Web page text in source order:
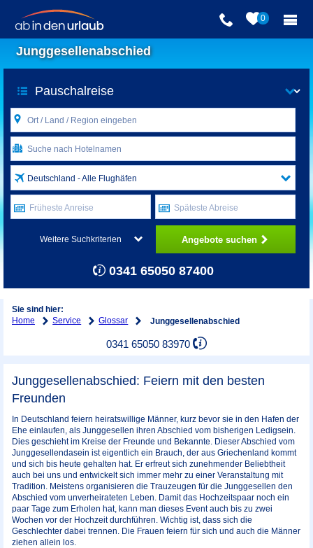
0
Junggesellenabschied
Deutschland - Alle Flughäfen
Früheste Anreise Späteste Abreise
Weitere Suchkriterien Angebote suchen
0341 65050 87400
Sie sind hier:
Home
Service Glossar Junggesellenabschied
0341 65050 83970
Junggesellenabschied: Feiern mit den besten
Freunden
In Deutschland feiern heiratswillige Männer, kurz bevor sie in den Hafen der
Ehe einlaufen, als Junggesellen ihren Abschied vom bisherigen Ledigsein.
Dies geschieht im Kreise der Freunde und Bekannte. Dieser Abschied vom
Junggesellendasein ist eigentlich ein Brauch, der aus Griechenland kommt
und sich bis heute gehalten hat. Er erfreut sich zunehmender Beliebtheit
auch bei uns und entwickelt sich immer mehr zu einer Veranstaltung mit
Tradition. Meistens organisieren die Trauzeugen für die Junggesellen den
Abschied vom unverheirateten Leben. Damit das Hochzeitspaar noch ein
paar Tage zum Erholen hat, kann man dieses Event auch bis zu zwei
Wochen vor der Hochzeit durchführen. Wichtig ist, dass sich die
Geschlechter dabei trennen. Die Frauen feiern für sich und auch die Männer
ziehen allein los.